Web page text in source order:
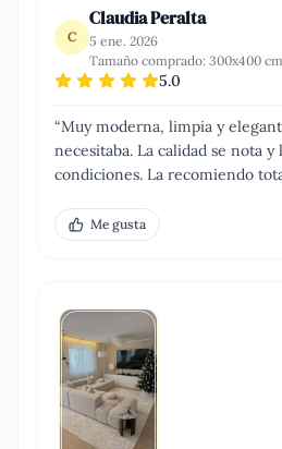
C
Claudia Peralta
5 ene. 2026
Tamaño comprado: 300x400 cm
5.0
“Muy moderna, limpia y
necesitaba. La calidad se nota
condiciones. La recomiendo
Me gusta